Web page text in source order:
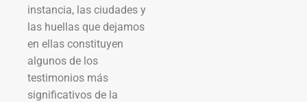
instancia, las ciudades y
las huellas que dejamos
en ellas constituyen
algunos de los
testimonios más
significativos de la